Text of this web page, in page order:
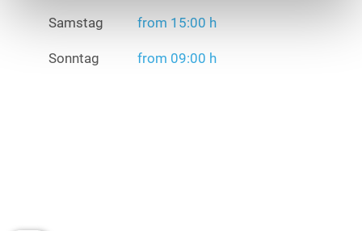
Samstag from 15:00 h
Sonntag from 09:00 h